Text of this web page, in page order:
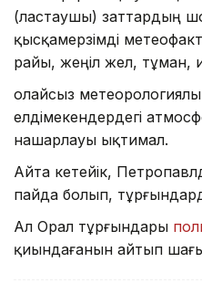
(ластаушы) заттардың
қысқамерзімді
райы, жеңіл жел, тұман,
Қолайсыз
елдімекендердегі
нашарлауы ықтимал.
Айта кетейік,
пайда болып,
Ал Орал тұрғындары
қиындағанын айтып